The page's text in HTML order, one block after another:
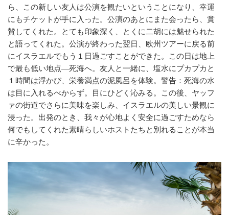
ら、この新しい友人は公演を観たいということになり、幸運
にもチケットが手に入った。公演のあとにまた会ったら、賞
賛してくれた。とても印象深く、とくに二胡には魅せられた
と語ってくれた。 公演が終わった翌日、欧州ツアーに戻る前
にイスラエルでもう１日過ごすことができた。この日は地上
で最も低い地点―死海へ。友人と一緒に、塩水にプカプカと
１時間は浮かび、栄養満点の泥風呂を体験。警告：死海の水
は目に入れるべからず。目にひどく沁みる。 この後、ヤッフ
ァの街道でさらに美味を楽しみ、イスラエルの美しい景観に
浸った。出発のとき、我々が心地よく安全に過ごすためなら
何でもしてくれた素晴らしいホストたちと別れることが本当
に辛かった。